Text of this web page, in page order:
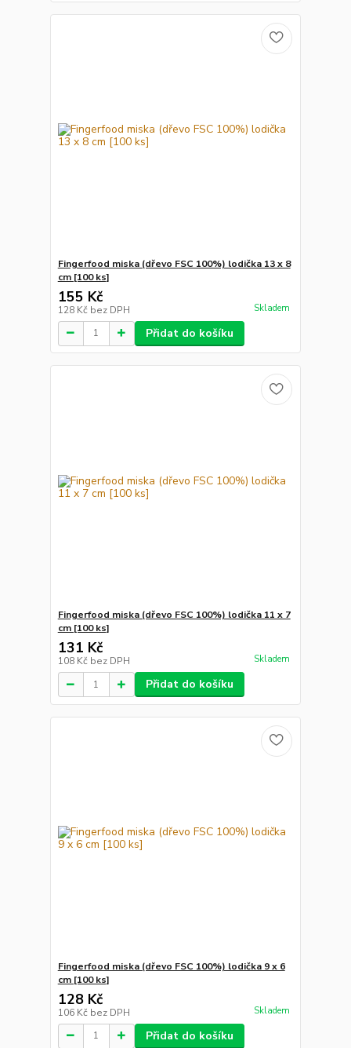
Fingerfood miska (dřevo FSC 100%) lodička 13 x 8
cm [100 ks]
155 Kč
128 Kč bez DPH Skladem
Přidat do košíku
Fingerfood miska (dřevo FSC 100%) lodička 11 x 7
cm [100 ks]
131 Kč
108 Kč bez DPH Skladem
Přidat do košíku
Fingerfood miska (dřevo FSC 100%) lodička 9 x 6
cm [100 ks]
128 Kč
106 Kč bez DPH Skladem
Přidat do košíku